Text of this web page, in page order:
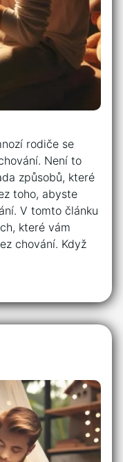
rodiče se
Není to
způsobů, které
toho, abyste
V tomto článku
které vám
chování. Když